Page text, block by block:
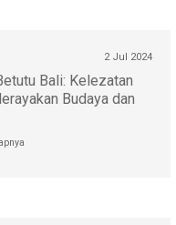
2 Jul 2024
Bali: Kelezatan
Budaya dan